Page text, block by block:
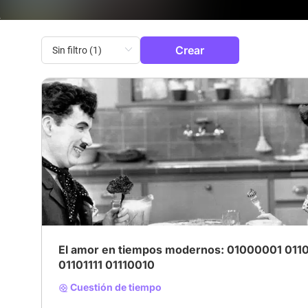
Crear
# Amor en tiempos modernos
El amor en tiempos modernos: 01000001
01101111 01110010
Cuestión de tiempo